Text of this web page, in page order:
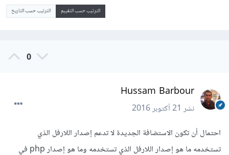
الترتيب حسب التقييم الترتيب حسب التاريخ
0
Hussam Barbour
نشر21 أكتوبر 2016
احتمال أن تكون الاستضافة الجديدة لا تدعم إصدار اللارفل الذي
تستخدمه ما هو إصدار اللارفل الذي تستخدمه وما هو إصدار php في